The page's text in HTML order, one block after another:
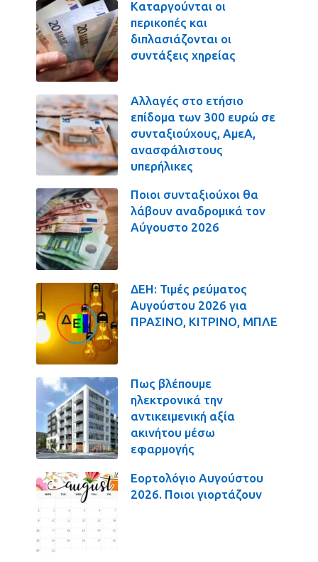
Καταργούνται οι
περικοπές και
διπλασιάζονται οι
συντάξεις χηρείας
Αλλαγές στο ετήσιο
επίδομα των 300 ευρώ σε
συνταξιούχους, ΑμεΑ,
ανασφάλιστους
υπερήλικες
Ποιοι συνταξιούχοι θα
λάβουν αναδρομικά τον
Αύγουστο 2026
ΔΕΗ: Τιμές ρεύματος
Αυγούστου 2026 για
ΠΡΑΣΙΝΟ, ΚΙΤΡΙΝΟ, ΜΠΛΕ
Πως βλέπουμε
ηλεκτρονικά την
αντικειμενική αξία
ακινήτου μέσω
εφαρμογής
Εορτολόγιο Αυγούστου
2026. Ποιοι γιορτάζουν